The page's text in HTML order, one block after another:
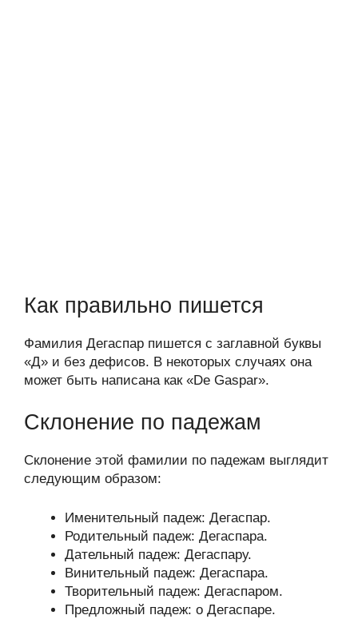
Как правильно пишется
Фамилия Дегаспар пишется с заглавной буквы
«Д» и без дефисов. В некоторых случаях она
может быть написана как «De Gaspar».
Склонение по падежам
Склонение этой фамилии по падежам выглядит
следующим образом:
Именительный падеж: Дегаспар.
Родительный падеж: Дегаспара.
Дательный падеж: Дегаспару.
Винительный падеж: Дегаспара.
Творительный падеж: Дегаспаром.
Предложный падеж: о Дегаспаре.